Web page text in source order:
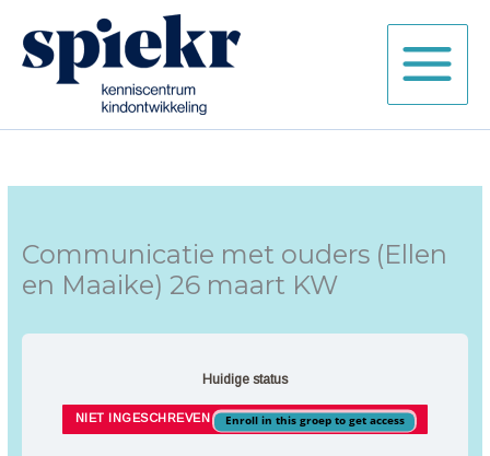
naar
Communicatie met ouders (Ellen
en Maaike) 26 maart KW
Huidige status
NIET INGESCHREVEN Enroll in this groep to get access